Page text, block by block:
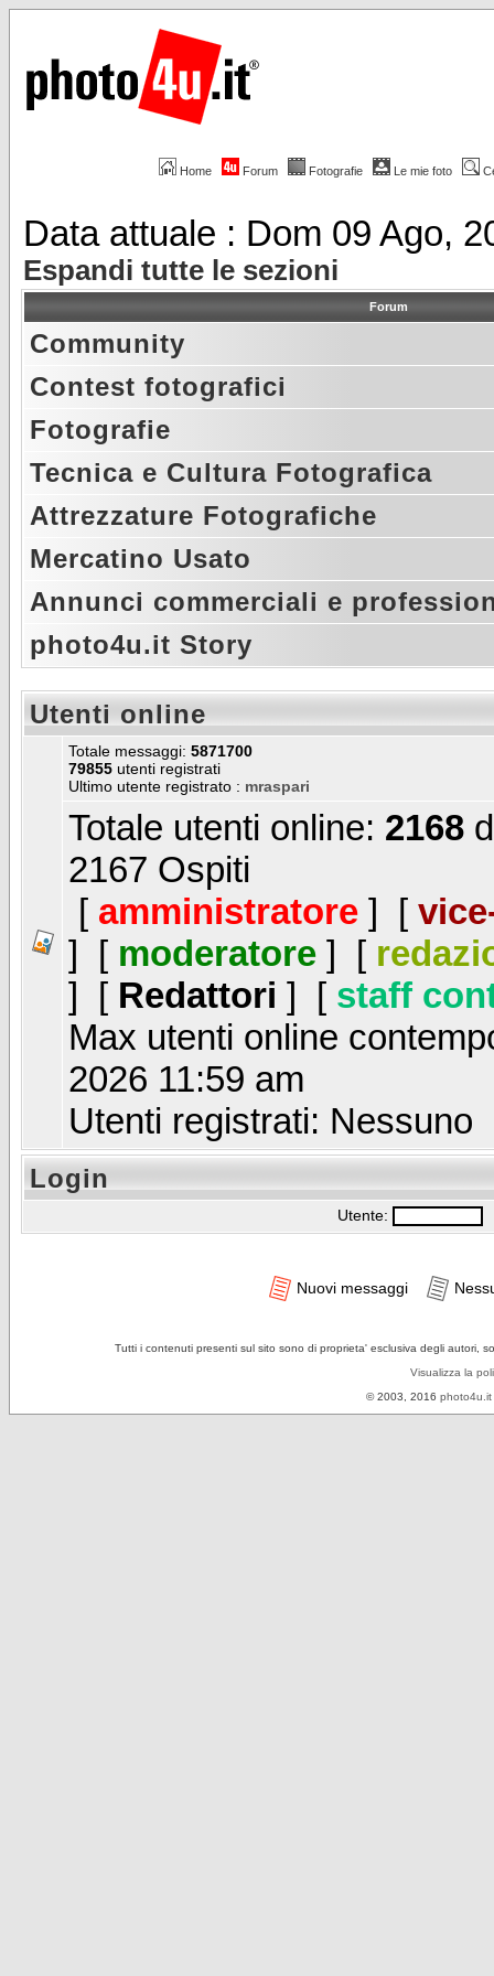
Home Forum Fotografie Le mie foto
Data attuale : Dom 09 Ago,
Espandi tutte le sezioni
Forum
Community
Contest fotografici
Fotografie
Tecnica e Cultura Fotografica
Attrezzature Fotografiche
Mercatino Usato
Annunci commerciali e
photo4u.it Story
Utenti online
Totale messaggi: 5871700
79855 utenti registrati
Ultimo utente registrato : mraspari
Totale utenti online: 2168
2167 Ospiti
[ amministratore ] [
] [ moderatore ] [
] [ Redattori ] [ staff
Max utenti online
2026 11:59 am
Utenti registrati: Nessuno
Login
Utente:
Nuovi messaggi
Tutti i contenuti presenti sul sito sono di proprieta' esclusiva degli autori,
Visualizza la
© 2003, 2016 photo4u.it